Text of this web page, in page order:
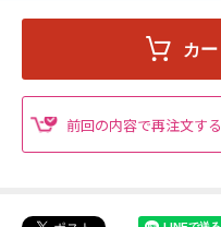
前回の内容で再注文する